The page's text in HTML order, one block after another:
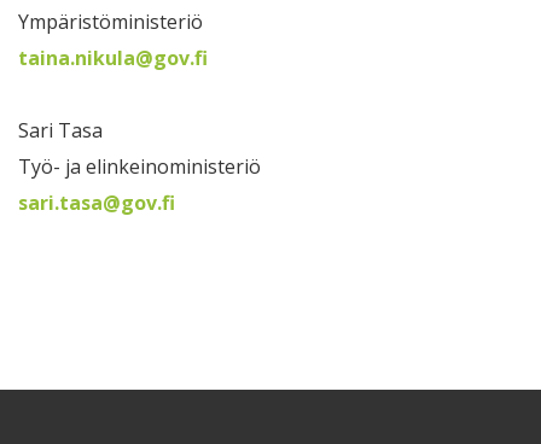
Ympäristöministeriö
taina.nikula@gov.fi
Sari Tasa
Työ- ja elinkeinoministeriö
sari.tasa@gov.fi